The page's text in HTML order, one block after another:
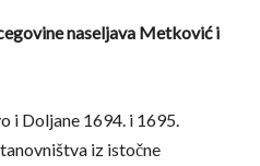
naseljava Metković i
i Doljane 1694. i 1695.
iz istočne